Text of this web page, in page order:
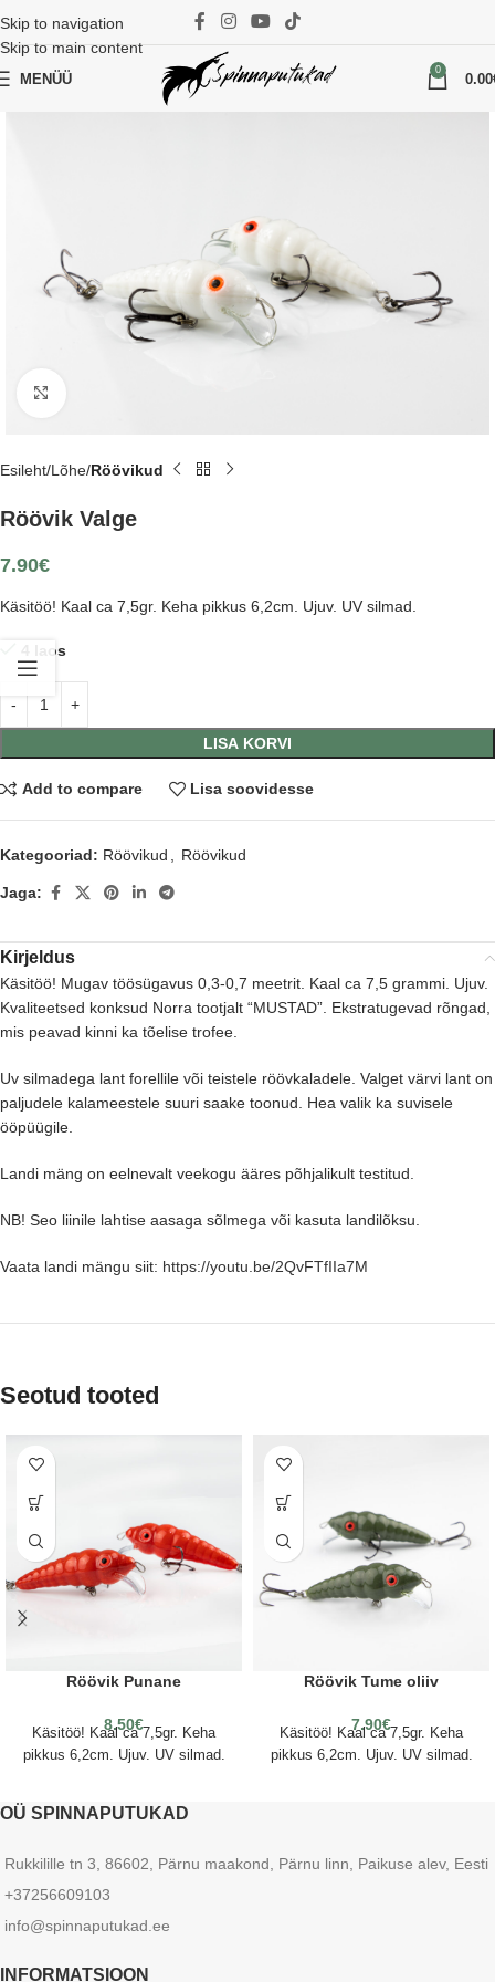
Skip to navigation
Skip to main content
MENÜÜ
0
0.00
Esileht Lõhe Röövikud
Röövik Valge
7.90€
Käsitöö! Kaal ca 7,5gr. Keha pikkus 6,2cm. Ujuv. UV silmad.
4 laos
LISA KORVI
Add to compare Lisa soovidesse
Kategooriad: Röövikud Röövikud
Jaga:
Kirjeldus
Käsitöö! Mugav töösügavus 0,3-0,7 meetrit. Kaal ca 7,5 grammi. Ujuv.
Kvaliteetsed konksud Norra tootjalt “MUSTAD”. Ekstratugevad rõngad,
mis peavad kinni ka tõelise trofee.
Uv silmadega lant forellile või teistele röövkaladele. Valget värvi lant on
paljudele kalameestele suuri saake toonud. Hea valik ka suvisele
ööpüügile.
Landi mäng on eelnevalt veekogu ääres põhjalikult testitud.
NB! Seo liinile lahtise aasaga sõlmega või kasuta landilõksu.
Vaata landi mängu siit: https://youtu.be/2QvFTfIIa7M
Seotud tooted
Röövik Punane
8.50€
Käsitöö! Kaal ca 7,5gr. Keha
pikkus 6,2cm. Ujuv. UV silmad.
Röövik Tume oliiv
7.90€
Käsitöö! Kaal ca 7,5gr. Keha
pikkus 6,2cm. Ujuv. UV silmad.
OÜ SPINNAPUTUKAD
Rukkilille tn 3, 86602, Pärnu maakond, Pärnu linn, Paikuse alev, Eesti
+37256609103
info@spinnaputukad.ee
INFORMATSIOON